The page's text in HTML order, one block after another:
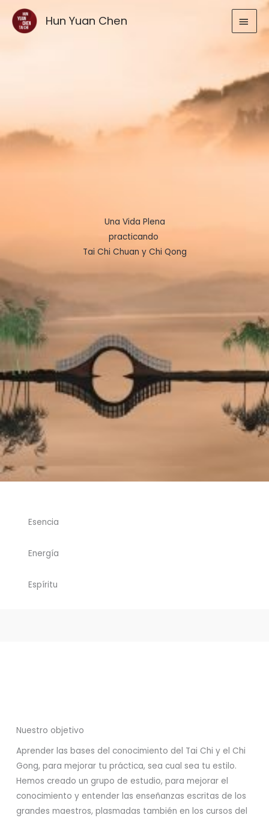
contenido
Hun Yuan Chen
Una Vida Plena
practicando
Tai Chi Chuan y Chi Qong
Esencia
Energía
Espíritu
Nuestro objetivo
Aprender las bases del conocimiento del Tai Chi y el Chi
Gong, para mejorar tu práctica, sea cual sea tu estilo.
Hemos creado un grupo de estudio, para mejorar el
conocimiento y entender las enseñanzas escritas de los
grandes maestros, plasmadas también en los cursos del